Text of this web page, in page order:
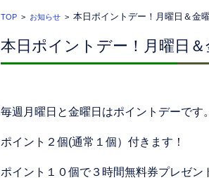
TOP> お知らせ> 本日ポイントデー！月曜日＆金
本日ポイントデー！月曜日＆
毎週月曜日と金曜日はポイントデーです。
ポイント２個(通常１個）付きます！
ポイント１０個で３時間無料券プレゼン